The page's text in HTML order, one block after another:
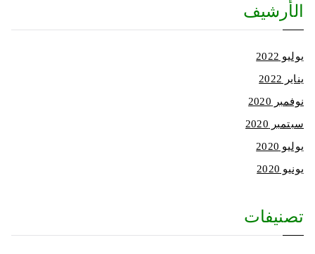
الأرشيف
يوليو 2022
يناير 2022
نوفمبر 2020
سبتمبر 2020
يوليو 2020
يونيو 2020
تصنيفات